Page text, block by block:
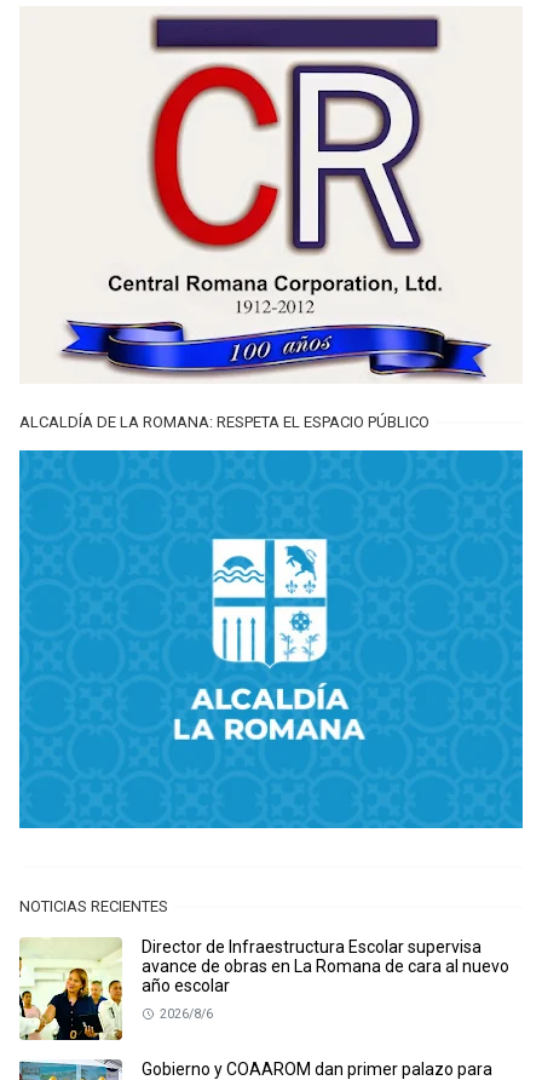
ALCALDÍA DE LA ROMANA: RESPETA EL ESPACIO PÚBLICO
NOTICIAS RECIENTES
Director de Infraestructura Escolar supervisa
avance de obras en La Romana de cara al nuevo
año escolar
2026/8/6
Gobierno y COAAROM dan primer palazo para